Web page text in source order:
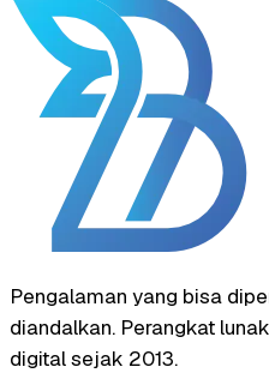
Pengalaman yang bisa
diandalkan. Perangkat
digital sejak 2013.